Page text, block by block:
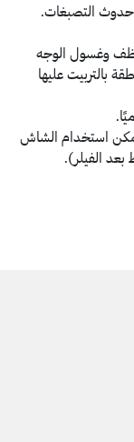
التصبغات.
وغسول الوجه
بالتربيت عليها
يمكن استخدام الشاش
الفيلر).